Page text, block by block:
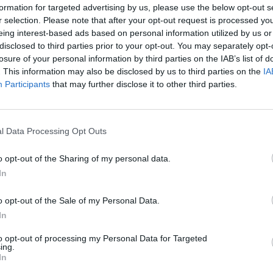
for targeted advertising by us, please use the below opt-out
selection. Please note that after your opt-out request is processed
interest-based ads based on personal information utilized by us
to third parties prior to your opt-out. You may separately
of your personal information by third parties on the IAB’s list of
This information may also be disclosed by us to third parties on the
Participants that may further disclose it to other third parties.
Data Processing Opt Outs
opt-out of the Sharing of my personal data.
opt-out of the Sale of my Personal Data.
opt-out of processing my Personal Data for Targeted
nas do preferowanych źródeł w Google